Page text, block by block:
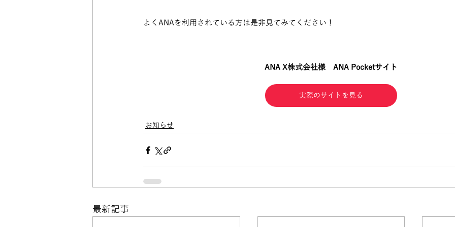
よくANAを利用されている方は是非見てみてください！
ANA X株式会社様　ANA Pocketサイト
実際のサイトを見る
お知らせ
最新記事